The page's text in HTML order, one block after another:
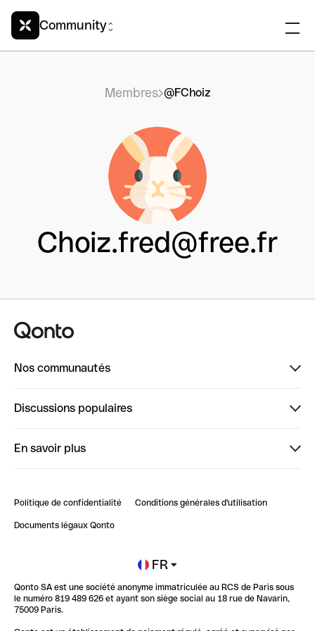
Community
Membres @FChoiz
Choiz.fred@free.fr
Nos communautés
ClubQonto
Discussions populaires
Impact de l'IA sur les carrières/productivité
En savoir plus
Blog
Newsroom
Glossaire finance
Politique de confidentialité Conditions générales d'utilisation
Documents légaux Qonto
FR
Qonto SA est une société anonyme immatriculée au RCS de Paris sous
le numéro 819 489 626 et ayant son siège social au 18 rue de Navarin,
75009 Paris.